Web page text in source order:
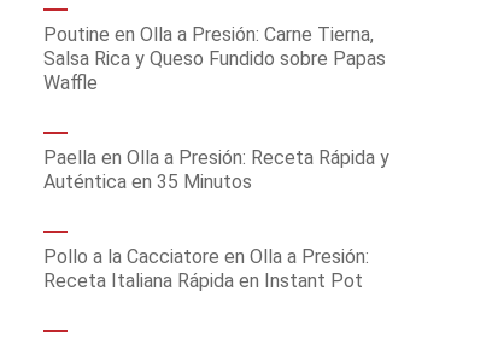
Poutine en Olla a Presión: Carne Tierna,
Salsa Rica y Queso Fundido sobre Papas
Waffle
Paella en Olla a Presión: Receta Rápida y
Auténtica en 35 Minutos
Pollo a la Cacciatore en Olla a Presión:
Receta Italiana Rápida en Instant Pot